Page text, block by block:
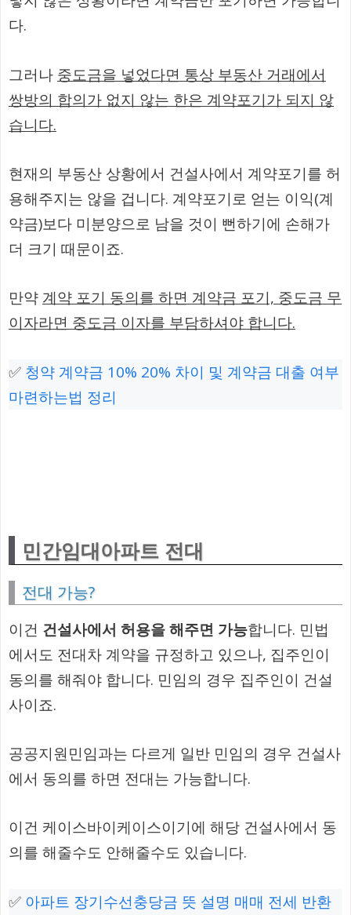
다.
그러나 중도금을 넣었다면 통상 부동산 거래에서
쌍방의 합의가 없지 않는 한은 계약포기가 되지 않
습니다.
현재의 부동산 상황에서 건설사에서 계약포기를 허
용해주지는 않을 겁니다. 계약포기로 얻는 이익(계
약금)보다 미분양으로 남을 것이 뻔하기에 손해가
더 크기 때문이죠.
만약 계약 포기 동의를 하면 계약금 포기, 중도금 무
이자라면 중도금 이자를 부담하셔야 합니다.
✅ 청약 계약금 10% 20% 차이 및 계약금 대출 여부
마련하는법 정리
민간임대아파트 전대
전대 가능?
이건 건설사에서 허용을 해주면 가능합니다. 민법
에서도 전대차 계약을 규정하고 있으나, 집주인이
동의를 해줘야 합니다. 민임의 경우 집주인이 건설
사이죠.
공공지원민임과는 다르게 일반 민임의 경우 건설사
에서 동의를 하면 전대는 가능합니다.
이건 케이스바이케이스이기에 해당 건설사에서 동
의를 해줄수도 안해줄수도 있습니다.
✅ 아파트 장기수선충당금 뜻 설명 매매 전세 반환